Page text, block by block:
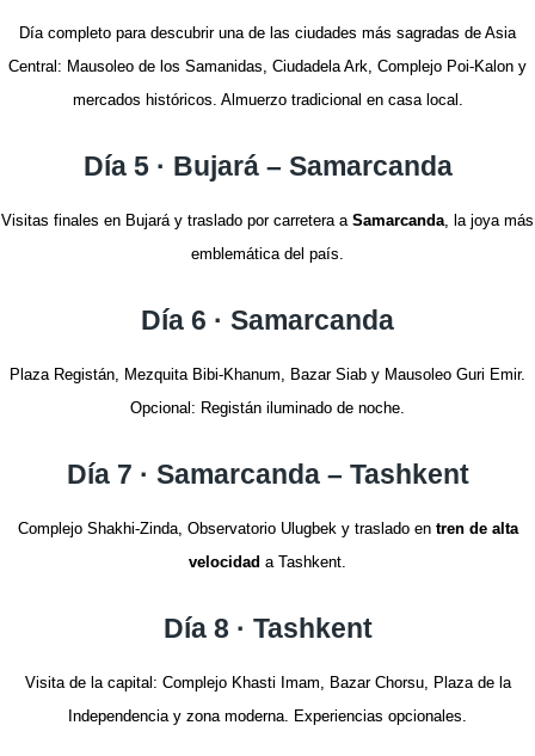
Día completo para descubrir una de las ciudades más sagradas de Asia
Central: Mausoleo de los Samanidas, Ciudadela Ark, Complejo Poi-Kalon y
mercados históricos. Almuerzo tradicional en casa local.
Día 5 · Bujará – Samarcanda
Visitas finales en Bujará y traslado por carretera a Samarcanda, la joya más
emblemática del país.
Día 6 · Samarcanda
Plaza Registán, Mezquita Bibi-Khanum, Bazar Siab y Mausoleo Guri Emir.
Opcional: Registán iluminado de noche.
Día 7 · Samarcanda – Tashkent
Complejo Shakhi-Zinda, Observatorio Ulugbek y traslado en tren de alta
velocidad a Tashkent.
Día 8 · Tashkent
Visita de la capital: Complejo Khasti Imam, Bazar Chorsu, Plaza de la
Independencia y zona moderna. Experiencias opcionales.